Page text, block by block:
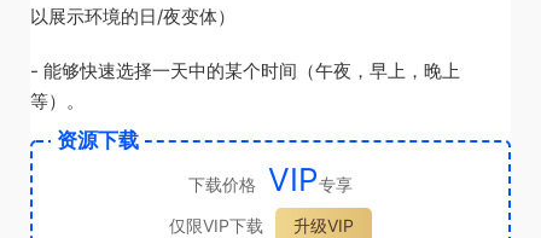
以展示环境的日/夜变体）
- 能够快速选择一天中的某个时间（午夜，早上，晚上
等）。
资源下载
下载价格 VIP专享
仅限VIP下载
升级VIP